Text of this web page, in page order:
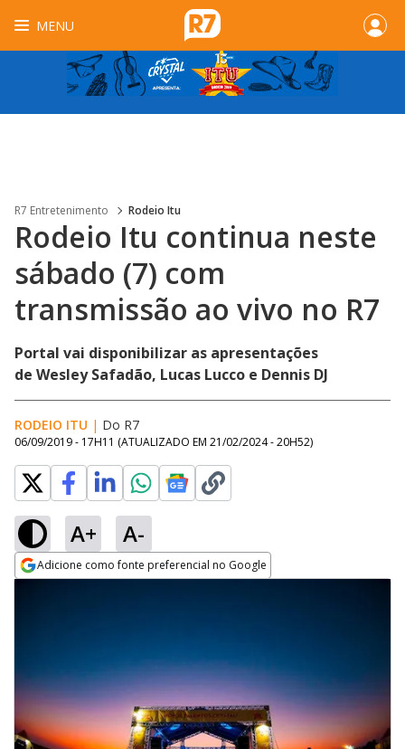
MENU
R7 Entretenimento Rodeio Itu
Rodeio Itu continua neste
sábado (7) com
transmissão ao vivo no R7
Portal vai disponibilizar as apresentações
de Wesley Safadão, Lucas Lucco e Dennis DJ
RODEIO ITU | Do R7
06/09/2019 - 17H11 (ATUALIZADO EM 21/02/2024 - 20H52)
A+ A-
Adicione como fonte preferencial no Google